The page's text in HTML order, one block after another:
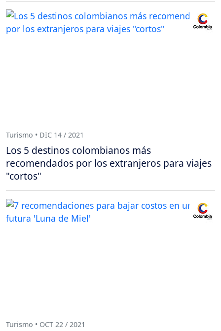
Turismo • DIC 14 / 2021
Los 5 destinos colombianos más
recomendados por los extranjeros para viajes
"cortos"
Turismo • OCT 22 / 2021